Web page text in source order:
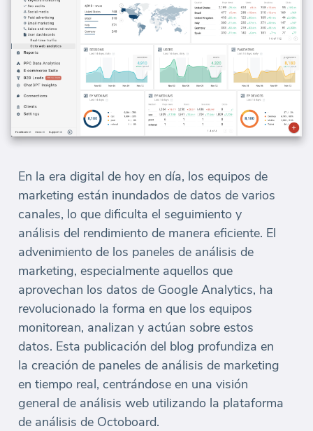
En la era digital de hoy en día, los equipos de
marketing están inundados de datos de varios
canales, lo que dificulta el seguimiento y
análisis del rendimiento de manera eficiente. El
advenimiento de los paneles de análisis de
marketing, especialmente aquellos que
aprovechan los datos de Google Analytics, ha
revolucionado la forma en que los equipos
monitorean, analizan y actúan sobre estos
datos. Esta publicación del blog profundiza en
la creación de paneles de análisis de marketing
en tiempo real, centrándose en una visión
general de análisis web utilizando la plataforma
de análisis de Octoboard.